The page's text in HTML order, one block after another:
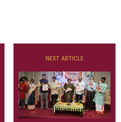
NEXT ARTICLE